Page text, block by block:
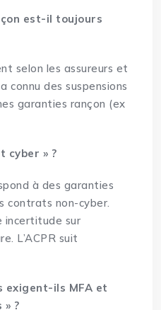
est-il toujours
selon les assureurs et
connu des suspensions
garanties rançon (ex
cyber » ?
à des garanties
contrats non-cyber.
incertitude sur
L’ACPR suit
exigent-ils MFA et
?